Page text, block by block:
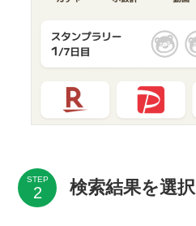
STEP 検索結果を選択